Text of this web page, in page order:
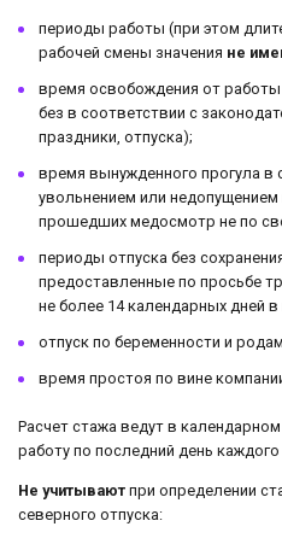
периоды работы (при этом
рабочей смены значения не
время освобождения от работы
без в соответствии с
праздники, отпуска);
время вынужденного прогула в
увольнением или недопущением
прошедших медосмотр не по
периоды отпуска без
предоставленные по просьбе
не более 14 календарных дней в
отпуск по беременности и
время простоя по вине
Расчет стажа ведут в
работу по последний день каждого
Не учитывают при определении
северного отпуска: